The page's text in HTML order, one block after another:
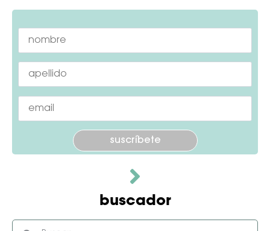
Por favor, deja este campo vacío.
buscador